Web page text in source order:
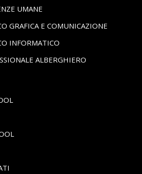
UMANE
GRAFICA E COMUNICAZIONE
INFORMATICO
ALBERGHIERO